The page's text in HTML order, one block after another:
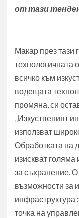
от тази
Макар през тази
технологичната
всичко към
водещата
промяна, си
„Изкуственият
използват
Обработката на
изискват голяма
за съхранение.
възможности за
инфраструктура
точка на